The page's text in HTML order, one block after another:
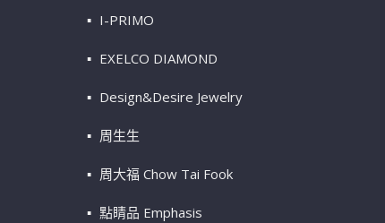
I-PRIMO
EXELCO DIAMOND
Design&Desire Jewelry
周生生
周大福 Chow Tai Fook
點睛品 Emphasis